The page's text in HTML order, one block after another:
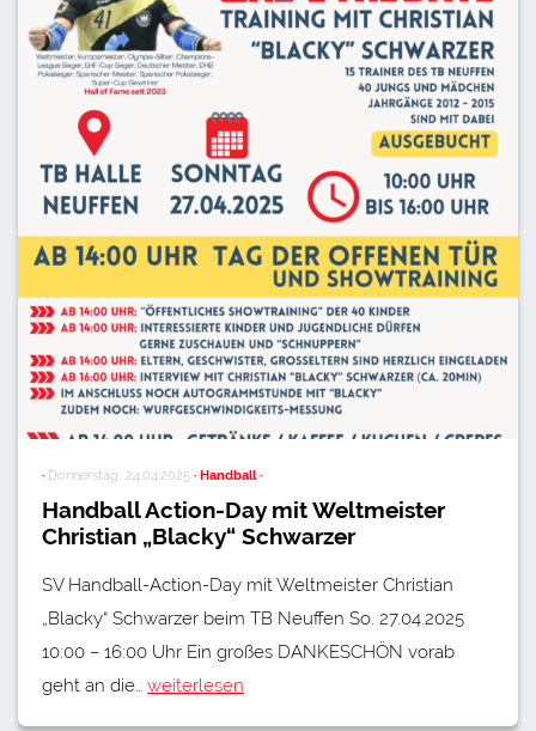
· Donnerstag, 24.04.2025 · Handball ·
Handball Action-Day mit Weltmeister
Christian „Blacky“ Schwarzer
SV Handball-Action-Day mit Weltmeister Christian
„Blacky“ Schwarzer beim TB Neuffen So. 27.04.2025
10:00 – 16:00 Uhr Ein großes DANKESCHÖN vorab
geht an die… weiterlesen